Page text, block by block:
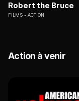
Robert the Bruce
FILMS ACTION
Action à venir